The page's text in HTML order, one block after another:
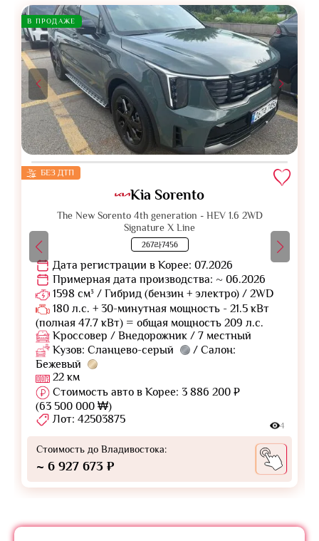
В ПРОДАЖЕ
БЕЗ ДТП
Kia Sorento
The New Sorento 4th generation - HEV 1.6 2WD
Signature X Line
267라7456
Дата регистрации в Корее: 07.2026
Примерная дата производства: ~ 06.2026
1598 см³ / Гибрид (бензин + электро) / 2WD
180 л.с. + 30-минутная мощность - 21.5 кВт
(полная 47.7 кВт) = общая мощность 209 л.с.
Кроссовер / Внедорожник / 7 местный
Кузов: Сланцево-серый
/ Салон:
Бежевый
22 км
Стоимость авто в Корее: 3 886 200 ₽
(63 500 000 ₩)
Лот: 42503875
4
Стоимость до Владивостока:
~ 6 927 673 ₽